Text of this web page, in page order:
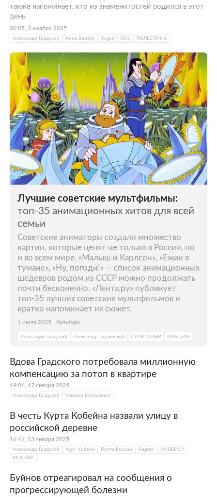
также напоминает, кто из знаменитостей родился в этот
день.
00:05, 3 ноября 2025
Александр Градский Анна Винтур Vogue ОАЭ ПАЛЕСТИНА
Лучшие советские мультфильмы:
топ-35 анимационных хитов для всей
семьи
Советские аниматоры создали множество
картин, которые ценят не только в России, но
и во всем мире. «Малыш и Карлсон», «Ежик в
тумане», «Ну, погоди!» — список анимационных
шедевров родом из СССР можно продолжать
почти бесконечно. «Лента.ру» публикует
топ-35 лучших советских мультфильмов и
кратко напоминает их сюжет.
1 июля 2025 Культура
Александр Градский Александр Грузинский СТОКГОЛЬМ ШВЕЦИЯ
Вдова Градского потребовала миллионную
компенсацию за потоп в квартире
19:06, 17 января 2025
Александр Градский Марина Коташенко
В честь Курта Кобейна назвали улицу в
российской деревне
16:41, 13 января 2025
Александр Градский Курт Кобейн Почта России Яндекс
КОПЕЙСК
МОСКВА
Буйнов отреагировал на сообщения о
прогрессирующей болезни